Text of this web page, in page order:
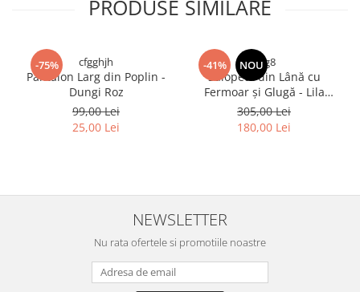
PRODUSE SIMILARE
-75% cfgghjh
Pantalon Larg din Poplin -
Dungi Roz
99,00 Lei
25,00 Lei
-41% NOUrfrg8
Salopetă din Lână cu
Fermoar și Glugă - Lila
Bradut
305,00 Lei
180,00 Lei
NEWSLETTER
Nu rata ofertele si promotiile noastre